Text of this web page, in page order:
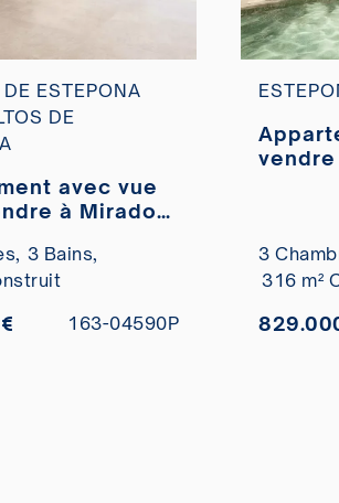
ESTEPONA
DE
avec vue
à Mirador
3 Bains,
163-04590P
vendre
3
316 m²